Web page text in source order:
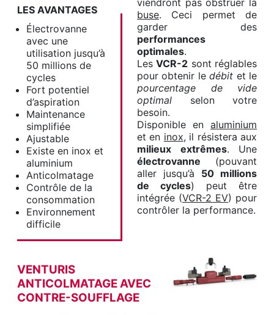
LES AVANTAGES
Électrovanne
avec une
utilisation jusqu’à
50 millions de
cycles
Fort potentiel
d’aspiration
Maintenance
simplifiée
Ajustable
Existe en inox et
aluminium
Anticolmatage
Contrôle de la
consommation
Environnement
difficile
buse. Ceci permet de
garder des
performances
optimales.
LesVCR-2 sont réglables
pour obtenir ledébit et le
pourcentage de vide
optimal selon votre
besoin.
Disponible en aluminium
et en inox, il résistera aux
milieux extrêmes. Une
électrovanne (pouvant
aller jusqu’à 50 millions
de cycles) peut être
intégrée (VCR-2 EV) pour
contrôler la performance.
VENTURIS
ANTICOLMATAGE AVEC
CONTRE-SOUFFLAGE